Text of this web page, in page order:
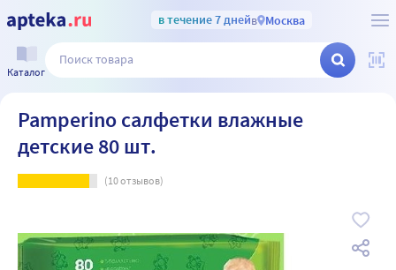
в течение 7 днейв Москва
Каталог
Pamperino салфетки влажные
детские 80 шт.
(10отзывов)